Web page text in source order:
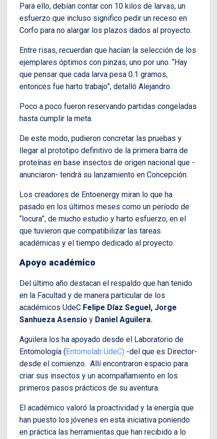
Para ello, debían contar con 10 kilos de larvas, un
esfuerzo que incluso significo pedir un receso en
Corfo para no alargar los plazos dados al proyecto.
Entre risas, recuerdan que hacían la selección de los
ejemplares óptimos con pinzas, uno por uno. “Hay
que pensar que cada larva pesa 0.1 gramos,
entonces fue harto trabajo”, detalló Alejandro.
Poco a poco fueron reservando partidas congeladas
hasta cumplir la meta.
De este modo, pudieron concretar las pruebas y
llegar al prototipo definitivo de la primera barra de
proteínas en base insectos de origen nacional que -
anunciaron- tendrá su lanzamiento en Concepción.
Los creadores de Entoenergy miran lo que ha
pasado en los últimos meses como un período de
“locura”, de mucho estudio y harto esfuerzo, en el
que tuvieron que compatibilizar las tareas
académicas y el tiempo dedicado al proyecto.
Apoyo académico
Del último año destacan el respaldo que han tenido
en la Facultad y de manera particular de los
académicos UdeC Felipe Díaz Seguel, Jorge
Sanhueza Asensio y Daniel Aguilera.
Aguilera los ha apoyado desde el Laboratorio de
Entomología ( Entomolab UdeC) -del que es Director-
desde el comienzo. Allí encontraron espacio para
criar sus insectos y un acompañamiento en los
primeros pasos prácticos de su aventura.
El académico valoró la proactividad y la energía que
han puesto los jóvenes en esta iniciativa poniendo
en práctica las herramientas que han recibido a lo